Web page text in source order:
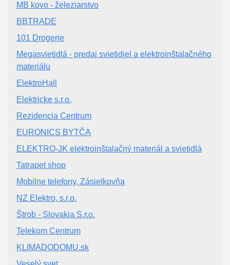
MB kovo - železiarstvo
BBTRADE
101 Drogerie
Megasvietidlá - predaj svietidiel a elektroinštalačného
materiálu
ElektroHall
Elektricke s.r.o.
Rezidencia Centrum
EURONICS BYTČA
ELEKTRO-JK elektroinštalačný materiál a svietidlá
Tatrapet shop
Mobilne telefony, Zásielkovňa
NZ Elektro, s.r.o.
Štrob - Slovakia S.r.o.
Telekom Centrum
KLIMADODOMU.sk